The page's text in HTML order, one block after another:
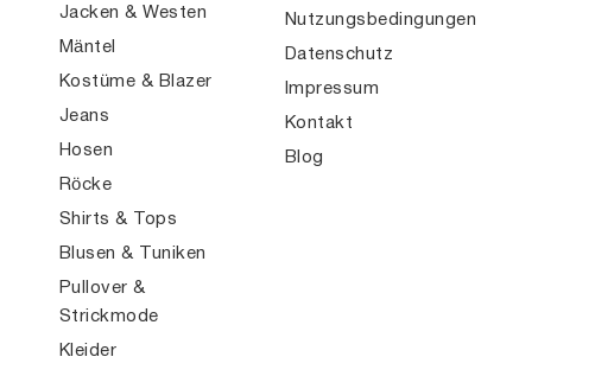
Jacken & Westen
Mäntel
Kostüme & Blazer
Jeans
Hosen
Röcke
Shirts & Tops
Blusen & Tuniken
Pullover &
Strickmode
Kleider
Nutzungsbedingungen
Datenschutz
Impressum
Kontakt
Blog